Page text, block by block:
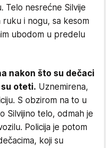
Telo nesrećne Silvije
i nogu, sa kesom
ubodom u predelu
nakon što su dečaci
oteti. Uznemirena,
S obzirom na to u
Silvijino telo, odmah je
Policija je potom
koji su